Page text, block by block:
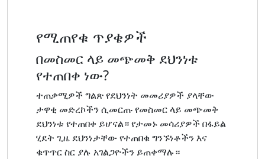
የሚጠየቁ ጥያቄዎች
በመስመር ላይ መጭመቅ ደህንነቱ
የተጠበቀ ነው?
ተጠቃሚዎች ግልጽ የደህንነት መመሪያዎች ያላቸው
ታዋቂ መድረኮችን ሲመርጡ የመስመር ላይ መጭመቅ
ደህንነቱ የተጠበቀ ይሆናል። የታመኑ መሳሪያዎች በፋይል
ሂደት ጊዜ ደህንነታቸው የተጠበቁ ግንኙነቶችን እና
ቁጥጥር ስር ያሉ አገልጋዮችን ይጠቀማሉ።